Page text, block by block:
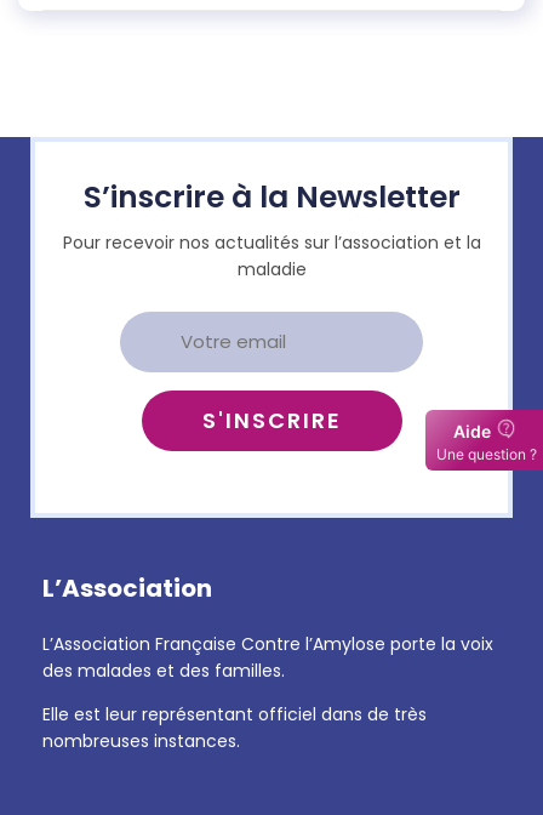
S’inscrire à la Newsletter
Pour recevoir nos actualités sur l’association et la
maladie
L’Association
L’Association Française Contre l’Amylose porte la voix
des malades et des familles.
Elle est leur représentant officiel dans de très
nombreuses instances.